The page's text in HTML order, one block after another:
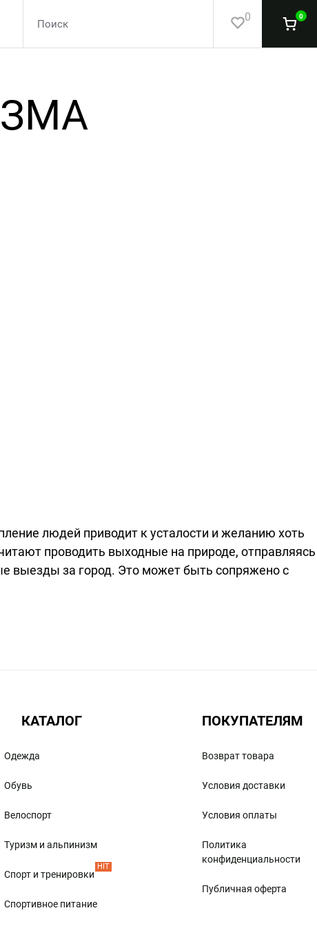
0 0
людей приводит к усталости и желанию хоть
проводить выходные на природе, отправляясь
выезды за город. Это может быть сопряжено с
может понадобиться в походе:
принадлежности:
КАТАЛОГ
Одежда
Обувь
Велоспорт
Туризм и альпинизм
Спорт и тренировки
HIT
Спортивное питание
ПОКУПАТЕЛЯМ
Возврат товара
Условия доставки
Условия оплаты
Политика
конфиденциальности
Публичная оферта